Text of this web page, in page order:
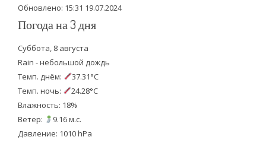
Обновлено: 15:31 19.07.2024
Погода на 3 дня
Суббота, 8 августа
Rain - небольшой дождь
Темп. днём:
37.31°C
Темп. ночь:
24.28°C
Влажность: 18%
Ветер:
9.16 м.с.
Давление: 1010 hPa